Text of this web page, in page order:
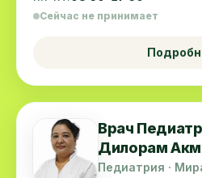
Сейчас не принимает
Врач
Дилорам
Педиатрия ·